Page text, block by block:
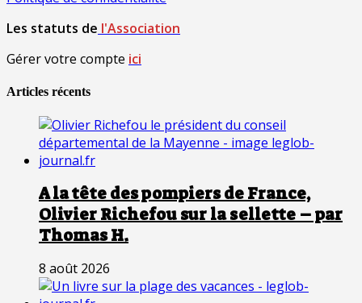
Les statuts de l'Association
Gérer votre compte ici
Articles récents
A la tête des pompiers de France,
Olivier Richefou sur la sellette – par
Thomas H.
8 août 2026